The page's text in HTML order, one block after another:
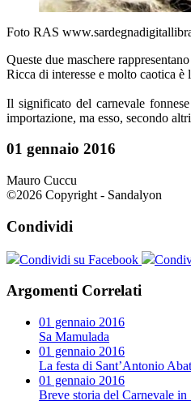
Foto RAS
Queste due maschere rappresentano
Ricca di interesse e molto caotica è
Il significato del carnevale
importazione, ma esso, secondo
01 gennaio 2016
Mauro Cuccu
©2026 Copyright - Sandalyon
Condividi
Condividi su Facebook
Argomenti Correlati
01 gennaio 2016
Sa Mamulada
01 gennaio 2016
La festa di Sant’Antonio
01 gennaio 2016
Breve storia del Carnevale in